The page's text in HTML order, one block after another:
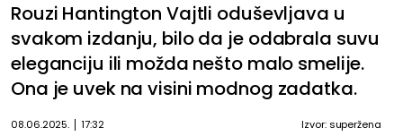
Rouzi Hantington Vajtli oduševljava u
svakom izdanju, bilo da je odabrala suvu
eleganciju ili možda nešto malo smelije.
Ona je uvek na visini modnog zadatka.
08.06.2025. 17:32 Izvor: superžena